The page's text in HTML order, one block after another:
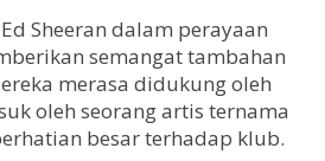
Sheeran dalam perayaan
semangat tambahan
merasa didukung oleh
oleh seorang artis ternama
besar terhadap klub.